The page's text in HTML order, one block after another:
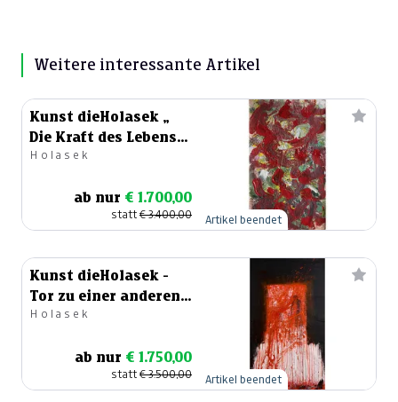
Weitere interessante Artikel
Kunst dieHolasek „
Die Kraft des Lebens
bewegt“
Holasek
ab nur € 1.700,00
statt€ 3.400,00 Artikel beendet
Kunst dieHolasek -
Tor zu einer anderen
Welt
Holasek
ab nur € 1.750,00
statt€ 3.500,00 Artikel beendet